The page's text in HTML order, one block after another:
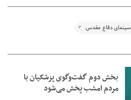
سینمای دفاع مقدس
بخش دوم گفت‌وگوی پزشکیان با
مردم امشب پخش می‌شود